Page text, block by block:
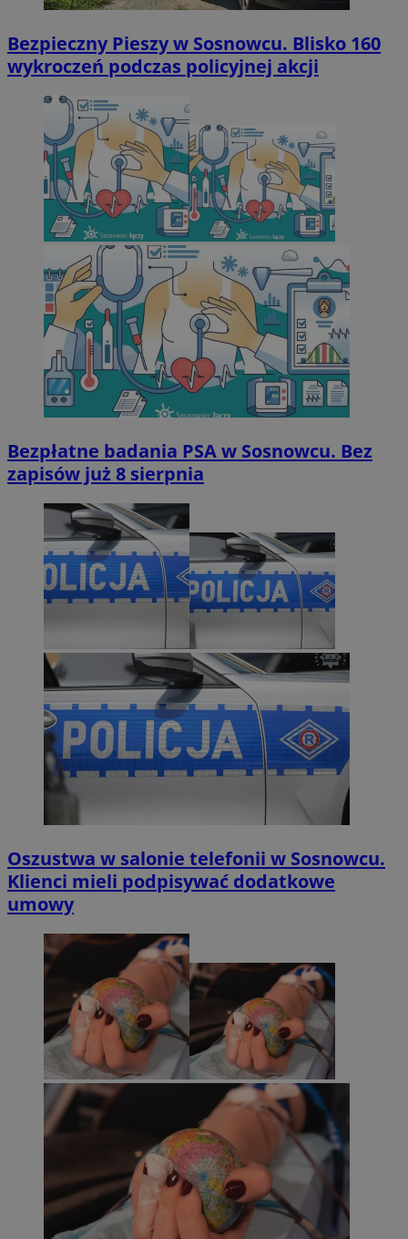
Bezpieczny Pieszy w Sosnowcu. Blisko 160
wykroczeń podczas policyjnej akcji
Bezpłatne badania PSA w Sosnowcu. Bez
zapisów już 8 sierpnia
Oszustwa w salonie telefonii w Sosnowcu.
Klienci mieli podpisywać dodatkowe
umowy